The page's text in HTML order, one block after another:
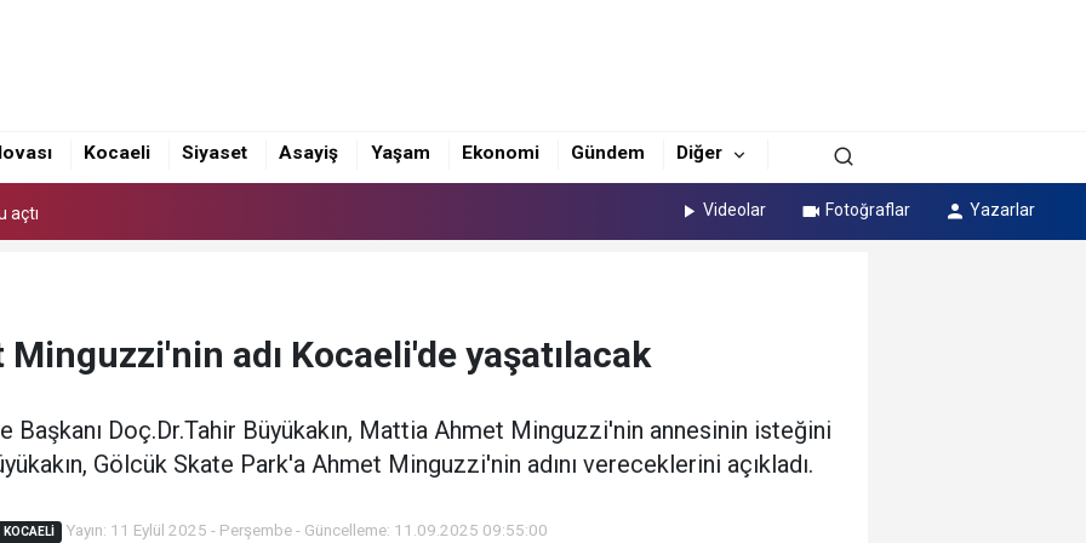
Kocaeli Siyaset Asayiş Yaşam Ekonomi Gündem Diğer
Akdeniz Oyunları'nda Türkiye'yi Temsil Edecek
açtı Videolar Fotoğraflar Yazarlar
adı Kocaeli'de yaşatılacak
Doç.Dr.Tahir Büyükakın, Mattia Ahmet Minguzzi'nin annesinin isteğini
Gölcük Skate Park'a Ahmet Minguzzi'nin adını vereceklerini açıkladı.
KOCAELI Yayın: 11 Eylül 2025 - Perşembe - Güncelleme: 11.09.2025 09:55:00